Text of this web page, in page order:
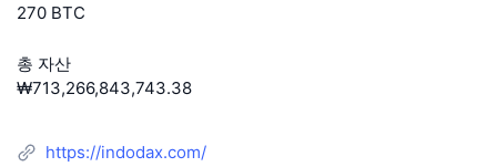
과거 스냅샷
토큰 락업 해제
현물 시장
가상자산 수
요즘 핫한 종목
중앙화 거래소
스팟
커뮤니티
API
270 BTC
총 자산
₩713,266,843,743.38
https://indodax.com/